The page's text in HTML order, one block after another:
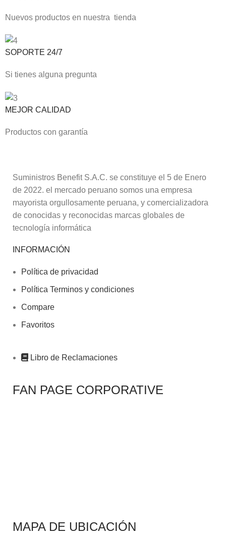
Nuevos productos en nuestra tienda
SOPORTE 24/7
Si tienes alguna pregunta
MEJOR CALIDAD
Productos con garantía
Suministros Benefit S.A.C. se constituye el 5 de Enero
de 2022. el mercado peruano somos una empresa
mayorista orgullosamente peruana, y comercializadora
de conocidas y reconocidas marcas globales de
tecnología informática
INFORMACIÓN
Política de privacidad
Política Terminos y condiciones
Compare
Favoritos
Libro de Reclamaciones
FAN PAGE CORPORATIVE
MAPA DE UBICACIÓN